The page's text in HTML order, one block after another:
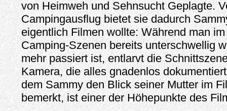
von Heimweh und Sehnsucht Geplagte.
Campingausflug bietet sie dadurch
eigentlich Filmen wollte: Während man
Camping-Szenen bereits unterschwellig
mehr passiert ist, entlarvt die
Kamera, die alles gnadenlos
dem Sammy den Blick seiner Mutter im
bemerkt, ist einer der Höhepunkte des